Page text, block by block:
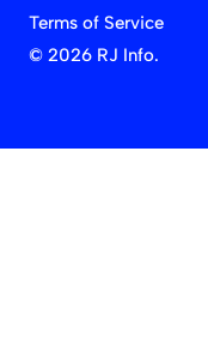
© 2026 RJ Info.
Terms of Service